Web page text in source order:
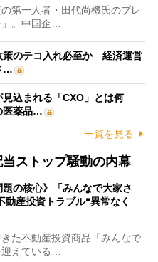
第一人者・田代尚機氏のプレ
」。中国企…
策のテコ入れ必至か 経済運営
…
込まれる「CXO」とは何
医薬品…
一覧を見る
当ストップ騒動の内幕
題の核心》「みんなで大家さ
動産投資トラブル“異常なく
た不動産投資商品「みんなで
迎えている…